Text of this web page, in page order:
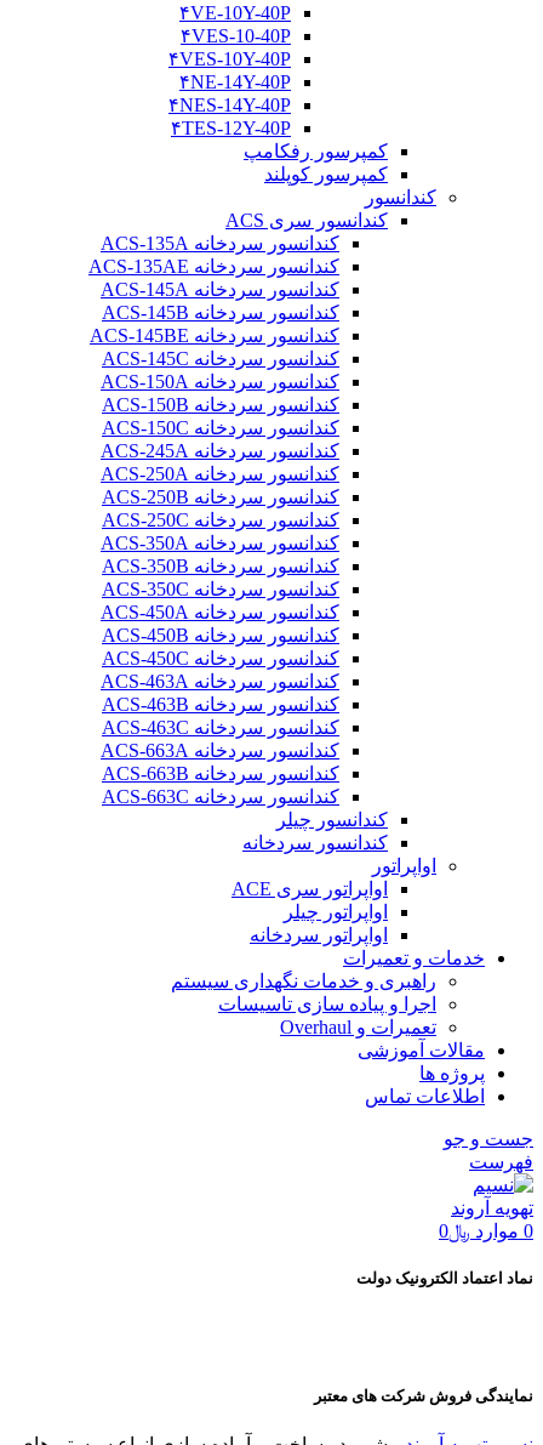
۴VE-10Y-40P
۴VES-10-40P
۴VES-10Y-40P
۴NE-14Y-40P
۴NES-14Y-40P
۴TES-12Y-40P
کمپرسور رفکامپ
کمپرسور کوپلند
کندانسور
کندانسور سری ACS
کندانسور سردخانه ACS-135A
کندانسور سردخانه ACS-135AE
کندانسور سردخانه ACS-145A
کندانسور سردخانه ACS-145B
کندانسور سردخانه ACS-145BE
کندانسور سردخانه ACS-145C
کندانسور سردخانه ACS-150A
کندانسور سردخانه ACS-150B
کندانسور سردخانه ACS-150C
کندانسور سردخانه ACS-245A
کندانسور سردخانه ACS-250A
کندانسور سردخانه ACS-250B
کندانسور سردخانه ACS-250C
کندانسور سردخانه ACS-350A
کندانسور سردخانه ACS-350B
کندانسور سردخانه ACS-350C
کندانسور سردخانه ACS-450A
کندانسور سردخانه ACS-450B
کندانسور سردخانه ACS-450C
کندانسور سردخانه ACS-463A
کندانسور سردخانه ACS-463B
کندانسور سردخانه ACS-463C
کندانسور سردخانه ACS-663A
کندانسور سردخانه ACS-663B
کندانسور سردخانه ACS-663C
کندانسور چیلر
کندانسور سردخانه
اواپراتور
اواپراتور سری ACE
اواپراتور چیلر
اواپراتور سردخانه
خدمات و تعمیرات
راهبری و خدمات نگهداری سیستم
اجرا و پیاده سازی تاسیسات
تعمیرات و Overhaul
مقالات آموزشی
پروژه ها
اطلاعات تماس
جست و جو
فهرست
0 موارد ﷼0
نماد اعتماد الکترونیک دولت
نمایندگی فروش شرکت های معتبر